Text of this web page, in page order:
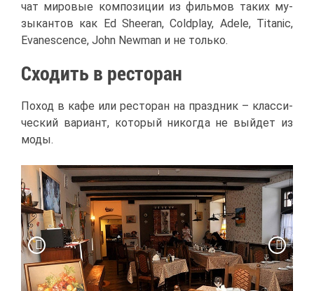
чат ми­ро­вые ком­по­зи­ции из филь­мов та­ких му­
зы­кан­тов как Ed Sheeran, Coldplay, Adele, Titanic,
Evanescence, John Newman и не толь­ко.
Схо­дить в ре­сто­ран
По­ход в ка­фе или ре­сто­ран на празд­ник – клас­си­
че­ский ва­ри­ант, ко­то­рый ни­ко­гда не вый­дет из
мо­ды.